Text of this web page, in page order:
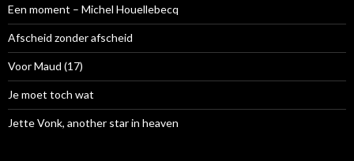
a
a
r
:
Een moment – Michel Houellebecq
Afscheid zonder afscheid
Voor Maud (17)
Je moet toch wat
Jette Vonk, another star in heaven